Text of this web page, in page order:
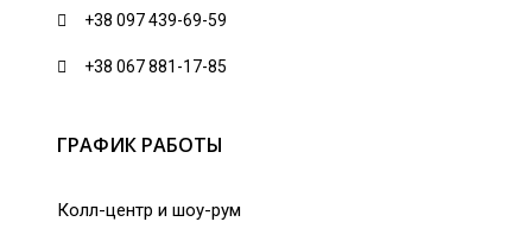
+38 097 439-69-59
+38 067 881-17-85
ГРАФИК РАБОТЫ
Колл-центр и шоу-рум